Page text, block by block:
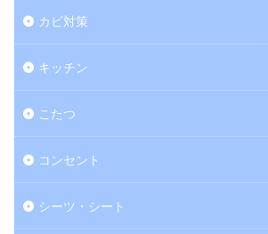
カビ対策
キッチン
こたつ
コンセント
シーツ・シート